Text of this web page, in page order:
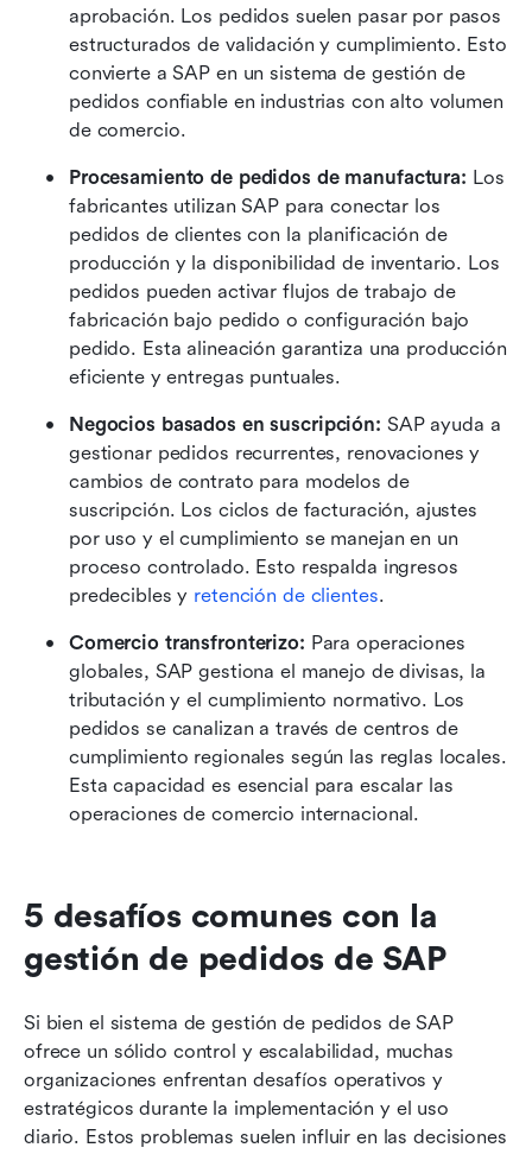
aprobación. Los pedidos suelen pasar por pasos
estructurados de validación y cumplimiento. Esto
convierte a SAP en un sistema de gestión de
pedidos confiable en industrias con alto volumen
de comercio.
Procesamiento de pedidos de manufactura: Los
fabricantes utilizan SAP para conectar los
pedidos de clientes con la planificación de
producción y la disponibilidad de inventario. Los
pedidos pueden activar flujos de trabajo de
fabricación bajo pedido o configuración bajo
pedido. Esta alineación garantiza una producción
eficiente y entregas puntuales.
Negocios basados en suscripción: SAP ayuda a
gestionar pedidos recurrentes, renovaciones y
cambios de contrato para modelos de
suscripción. Los ciclos de facturación, ajustes
por uso y el cumplimiento se manejan en un
proceso controlado. Esto respalda ingresos
predecibles y retención de clientes.
Comercio transfronterizo: Para operaciones
globales, SAP gestiona el manejo de divisas, la
tributación y el cumplimiento normativo. Los
pedidos se canalizan a través de centros de
cumplimiento regionales según las reglas locales.
Esta capacidad es esencial para escalar las
operaciones de comercio internacional.
5 desafíos comunes con la
gestión de pedidos de SAP
Si bien el sistema de gestión de pedidos de SAP
ofrece un sólido control y escalabilidad, muchas
organizaciones enfrentan desafíos operativos y
estratégicos durante la implementación y el uso
diario. Estos problemas suelen influir en las decisiones